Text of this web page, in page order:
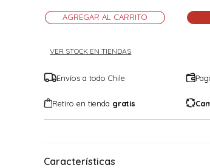
AGREGAR AL CARRITO
VER STOCK EN TIENDAS
Envíos a todo Chile
Retiro en tienda gratis
Características